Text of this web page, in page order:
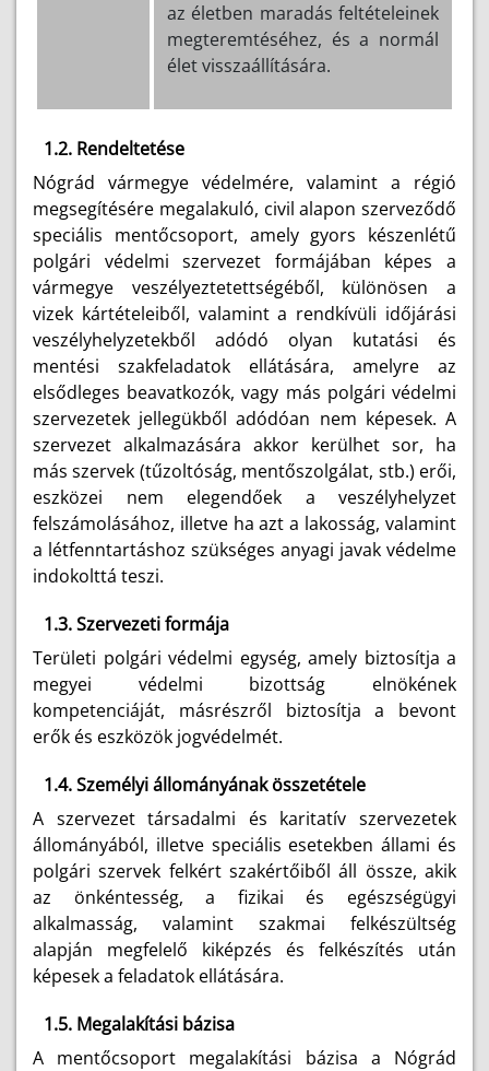
az életben maradás feltételeinek
megteremtéséhez, és a normál
élet visszaállítására.
1.2. Rendeltetése
Nógrád vármegye védelmére, valamint a régió
megsegítésére megalakuló, civil alapon szerveződő
speciális mentőcsoport, amely gyors készenlétű
polgári védelmi szervezet formájában képes a
vármegye veszélyeztetettségéből, különösen a
vizek kártételeiből, valamint a rendkívüli időjárási
veszélyhelyzetekből adódó olyan kutatási és
mentési szakfeladatok ellátására, amelyre az
elsődleges beavatkozók, vagy más polgári védelmi
szervezetek jellegükből adódóan nem képesek. A
szervezet alkalmazására akkor kerülhet sor, ha
más szervek (tűzoltóság, mentőszolgálat, stb.) erői,
eszközei nem elegendőek a veszélyhelyzet
felszámolásához, illetve ha azt a lakosság, valamint
a létfenntartáshoz szükséges anyagi javak védelme
indokolttá teszi.
1.3. Szervezeti formája
Területi polgári védelmi egység, amely biztosítja a
megyei védelmi bizottság elnökének
kompetenciáját, másrészről biztosítja a bevont
erők és eszközök jogvédelmét.
1.4. Személyi állományának összetétele
A szervezet társadalmi és karitatív szervezetek
állományából, illetve speciális esetekben állami és
polgári szervek felkért szakértőiből áll össze, akik
az önkéntesség, a fizikai és egészségügyi
alkalmasság, valamint szakmai felkészültség
alapján megfelelő kiképzés és felkészítés után
képesek a feladatok ellátására.
1.5. Megalakítási bázisa
A mentőcsoport megalakítási bázisa a Nógrád